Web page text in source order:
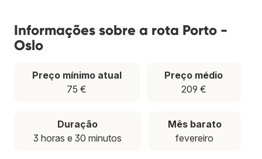
Informações sobre a rota Porto -
Oslo
Preço mínimo atual
75 €
Preço médio
209 €
Duração
3 horas e 30 minutos
Mês barato
fevereiro